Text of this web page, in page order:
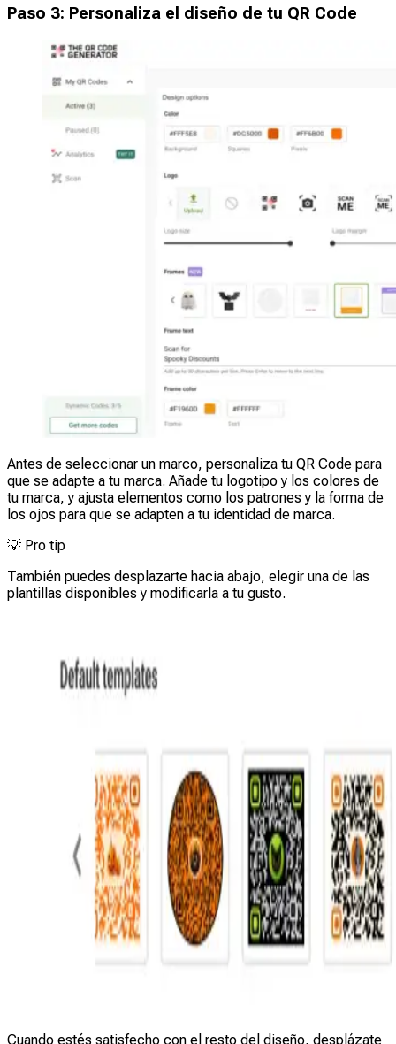
Paso 3: Personaliza el diseño de tu QR Code
Antes de seleccionar un marco, personaliza tu QR Code para
que se adapte a tu marca. Añade tu logotipo y los colores de
tu marca, y ajusta elementos como los patrones y la forma de
los ojos para que se adapten a tu identidad de marca.
💡 Pro tip
También puedes desplazarte hacia abajo, elegir una de las
plantillas disponibles y modificarla a tu gusto.
Cuando estés satisfecho con el resto del diseño, desplázate